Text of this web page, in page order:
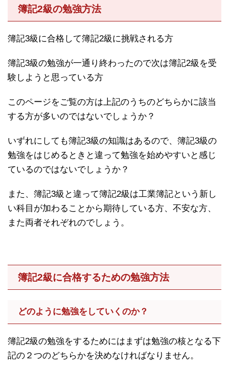
簿記2級の勉強方法
簿記3級に合格して簿記2級に挑戦される方
簿記3級の勉強が一通り終わったので次は簿記2級を受
験しようと思っている方
このページをご覧の方は上記のうちのどちらかに該当
する方が多いのではないでしょうか？
いずれにしても簿記3級の知識はあるので、簿記3級の
勉強をはじめるときと違って勉強を始めやすいと感じ
ているのではないでしょうか？
また、簿記3級と違って簿記2級は工業簿記という新し
い科目が加わることから期待している方、不安な方、
また両者それぞれのでしょう。
簿記2級に合格するための勉強方法
どのように勉強をしていくのか？
簿記2級の勉強をするためにはまずは勉強の核となる下
記の２つのどちらかを決めなければなりません。